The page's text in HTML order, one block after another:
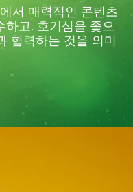
서 매력적인 콘텐츠
고, 호기심을 좇으
협력하는 것을 의미